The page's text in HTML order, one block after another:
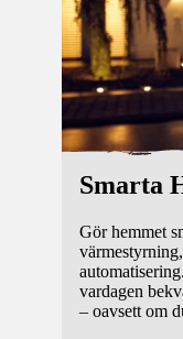
Smarta
Gör hemmet
vardagen
– oavsett om